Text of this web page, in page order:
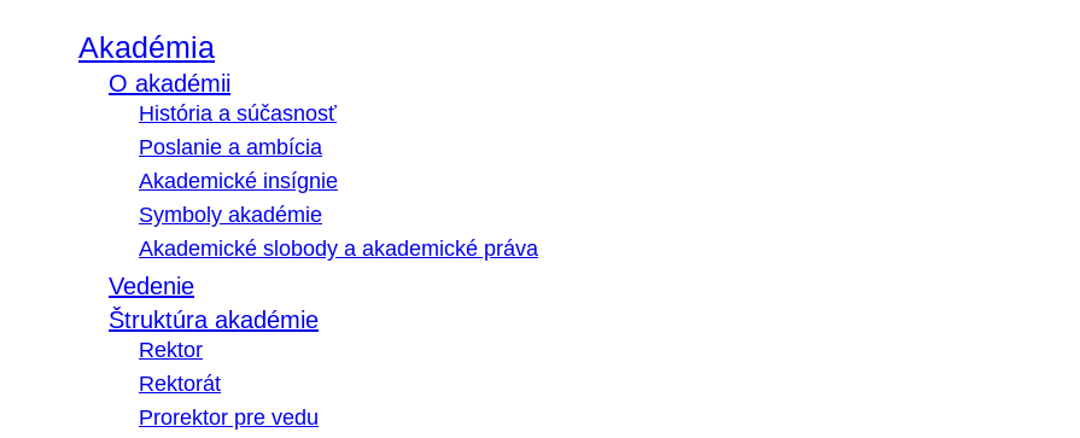
Akadémia
O akadémii
História a súčasnosť
Poslanie a ambícia
Akademické insígnie
Symboly akadémie
Akademické slobody a akademické práva
Vedenie
Štruktúra akadémie
Rektor
Rektorát
Prorektor pre vedu